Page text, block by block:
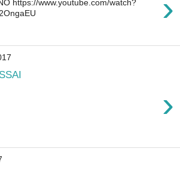
›
https://www.youtube.com/watch?
›